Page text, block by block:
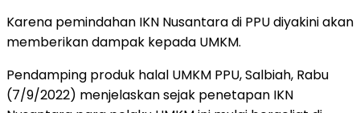
Karena pemindahan IKN Nusantara di PPU diyakini akan
memberikan dampak kepada UMKM.
Pendamping produk halal UMKM PPU, Salbiah, Rabu
(7/9/2022) menjelaskan sejak penetapan IKN